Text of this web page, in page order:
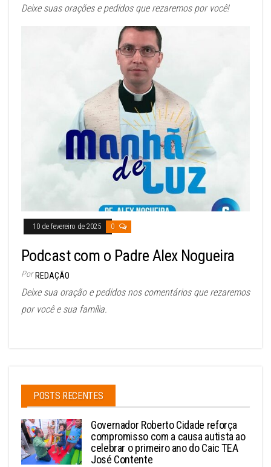
Deixe suas orações e pedidos que rezaremos por você!
10 de fevereiro de 2025 0
Podcast com o Padre Alex Nogueira
Por REDAÇÃO
Deixe sua oração e pedidos nos comentários que rezaremos
por você e sua família.
POSTS RECENTES
Governador Roberto Cidade reforça
compromisso com a causa autista ao
celebrar o primeiro ano do Caic TEA
José Contente